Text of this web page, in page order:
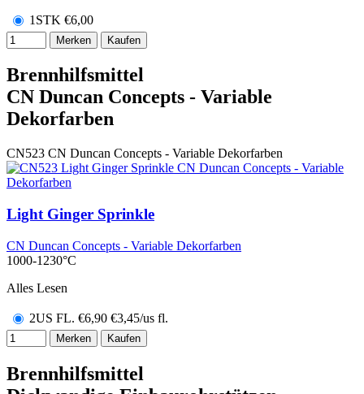
1STK €6,00
Merken Kaufen
Brennhilfsmittel
CN Duncan Concepts - Variable
Dekorfarben
CN523 CN Duncan Concepts - Variable Dekorfarben
Light Ginger Sprinkle
CN Duncan Concepts - Variable Dekorfarben
1000-1230°C
Alles Lesen
2US FL. €6,90 €3,45/us fl.
Merken Kaufen
Brennhilfsmittel